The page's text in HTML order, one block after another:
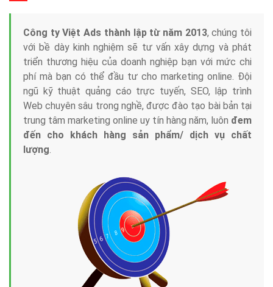
Công ty Việt Ads thành lập từ năm 2013, chúng tôi
với bề dày kinh nghiệm sẽ tư vấn xây dựng và phát
triển thương hiệu của doanh nghiệp bạn với mức chi
phí mà bạn có thể đầu tư cho marketing online. Đội
ngũ kỹ thuật quảng cáo trực tuyến, SEO, lập trình
Web chuyên sâu trong nghề, được đào tạo bài bản tại
trung tâm marketing online uy tín hàng năm, luôn đem
đến cho khách hàng sản phẩm/ dịch vụ chất
lượng.